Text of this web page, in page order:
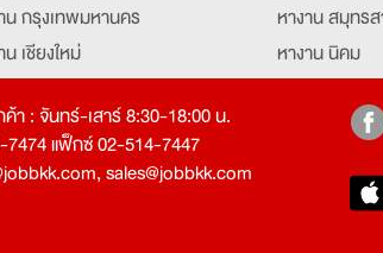
น กรุงเทพมหานคร
น เชียงใหม่
ฉะเชิงเทรา
หางาน สมุทร
หางาน นิคม
หางานอยุธยา
า : จันทร์-เสาร์ 8:30-18:00 น.
7474 แฟ็กซ์ 02-514-7447
,sales@jobbkk.com